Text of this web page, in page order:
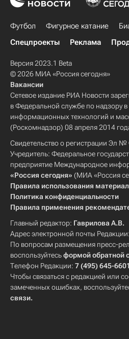
Футбол Фигурное катание
Спецпроекты
Реклама
Версия 2023.1 Beta
© 2026 МИА «Россия сегодня»
Вакансии
Сетевое издание РИА Новости
в Федеральной службе по надзору в
информационных технологий и
(Роскомнадзор) 08 апреля 2014
Свидетельство о регистрации Эл
Учредитель: Федеральное
предприятие Международное
«Россия сегодня» (МИА «Россия
Правила использования
Политика конфиденциальности
Правила применения
Главный редактор: Гаврилова А.В.
Адрес электронной почты Редакции:
По вопросам размещения пресс-
воспользуйтесьформой обратной
Телефон Редакции: 7 (495) 645-6601
Чтобы связаться с редакцией или
замеченных ошибках,
связи.